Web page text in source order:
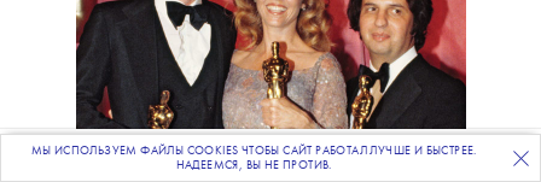
ПОДПИСЫВАЙТЕСЬНА НАШУ ВЕЧЕРНЮЮ РАССЫЛКУ
МЫ ИСПОЛЬЗУЕМ ФАЙЛЫ COOKIES ЧТОБЫ САЙТ РАБОТАЛ ЛУЧШЕ И БЫСТРЕЕ.
НАДЕЕМСЯ, ВЫ НЕ ПРОТИВ.